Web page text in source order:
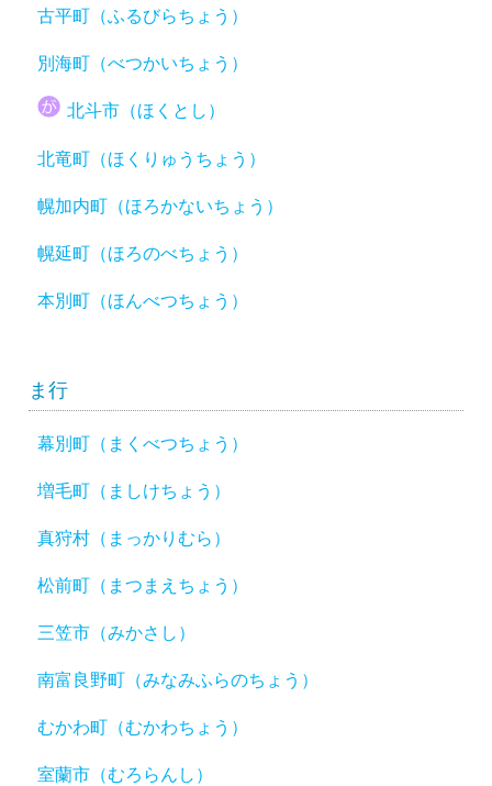
古平町（ふるびらちょう）
別海町（べつかいちょう）
北斗市（ほくとし）
北竜町（ほくりゅうちょう）
幌加内町（ほろかないちょう）
幌延町（ほろのべちょう）
本別町（ほんべつちょう）
ま行
幕別町（まくべつちょう）
増毛町（ましけちょう）
真狩村（まっかりむら）
松前町（まつまえちょう）
三笠市（みかさし）
南富良野町（みなみふらのちょう）
むかわ町（むかわちょう）
室蘭市（むろらんし）